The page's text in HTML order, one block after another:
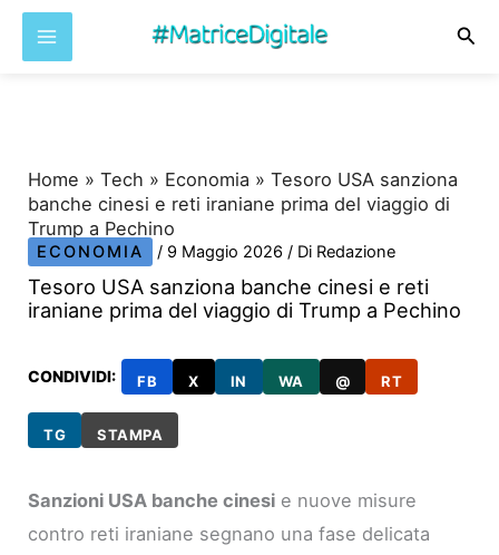
Home »Tech » Economia »Tesoro USA sanziona
banche cinesi e reti iraniane prima del viaggio di
Trump a Pechino
ECONOMIA / 9 Maggio 2026/ Di Redazione
Tesoro USA sanziona banche cinesi e reti
iraniane prima del viaggio di Trump a Pechino
CONDIVIDI: FB X IN WA @ RT
TG STAMPA
Sanzioni USA banche cinesi e nuove misure
contro reti iraniane segnano una fase delicata